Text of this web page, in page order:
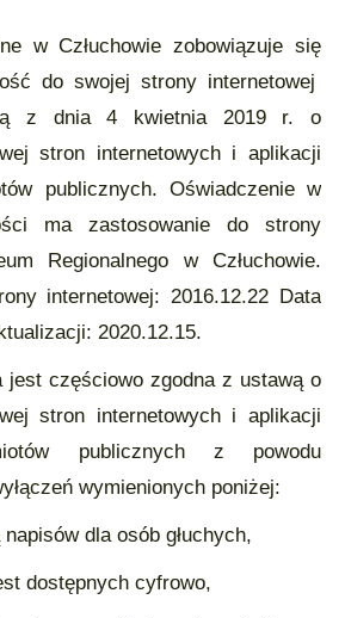
w Człuchowie zobowiązuje się
do swojej strony internetowej
z dnia 4 kwietnia 2019 r. o
stron internetowych i aplikacji
publicznych. Oświadczenie w
ma zastosowanie do strony
Regionalnego w Człuchowie.
internetowej: 2016.12.22 Data
2020.12.15.
jest częściowo zgodna z ustawą o
stron internetowych i aplikacji
publicznych z powodu
wymienionych poniżej:
dla osób głuchych,
dostępnych cyfrowo,